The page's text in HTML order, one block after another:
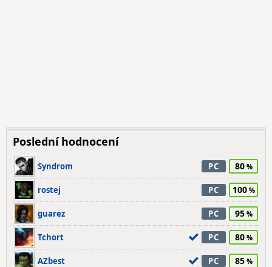
Poslední hodnocení
Syndrom PC 80
rostej PC 100
guarez PC 95
Tchort PC 80
AZbest PC 85